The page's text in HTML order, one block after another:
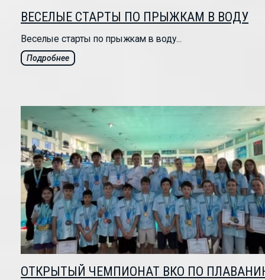
ВЕСЕЛЫЕ СТАРТЫ ПО ПРЫЖКАМ В ВОДУ
Веселые старты по прыжкам в воду...
Подробнее
ОТКРЫТЫЙ ЧЕМПИОНАТ ВКО ПО